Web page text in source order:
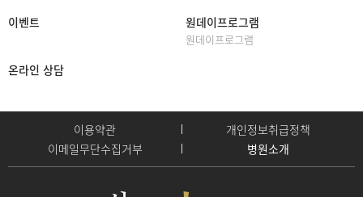
이벤트 원데이프로그램
원데이프로그램
온라인 상담
이용약관
개인정보취급정책
이메일무단수집거부
병원소개